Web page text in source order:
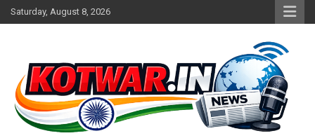
Skip
to
Saturday, August 8, 2026